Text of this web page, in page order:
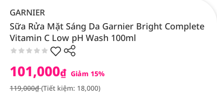
GARNIER
Sữa Rửa Mặt Sáng Da Garnier Bright Complete
Vitamin C Low pH Wash 100ml
101,000₫ Giảm 15%
119,000₫(Tiết kiệm: 18,000)